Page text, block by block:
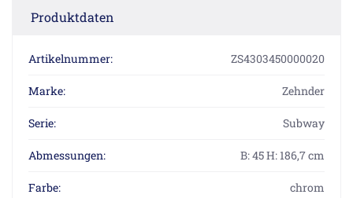
Produktdaten
Artikelnummer: ZS4303450000020
Marke: Zehnder
Serie: Subway
Abmessungen: B: 45 H: 186,7 cm
Farbe: chrom